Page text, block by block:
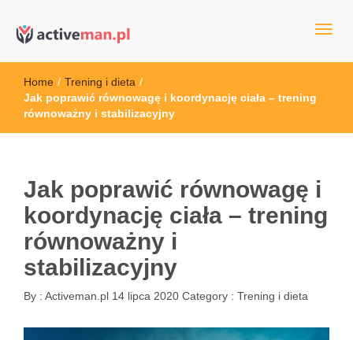
active man – sprzęt sportowy
sportowym
Home / Trening i dieta /
Jak poprawić równowagę i koordynację ciała – trening
równoważny i stabilizacyjny
Jak poprawić równowagę i
koordynację ciała – trening
równoważny i
stabilizacyjny
By : Activeman.pl 14 lipca 2020 Category : Trening i dieta